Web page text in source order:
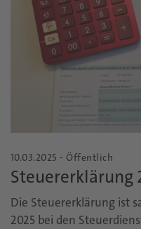
10.03.2025 - Öffentlich
Steuererklärung
Die Steuererklärung ist
2025 bei den